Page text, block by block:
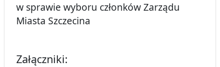
w sprawie wyboru członków Zarządu
Miasta Szczecina
Załączniki: